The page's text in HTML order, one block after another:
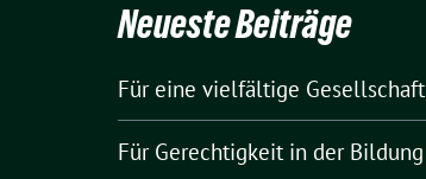
Neueste Beiträge
Für eine vielfältige Gesellschaft
Für Gerechtigkeit in der Bildung